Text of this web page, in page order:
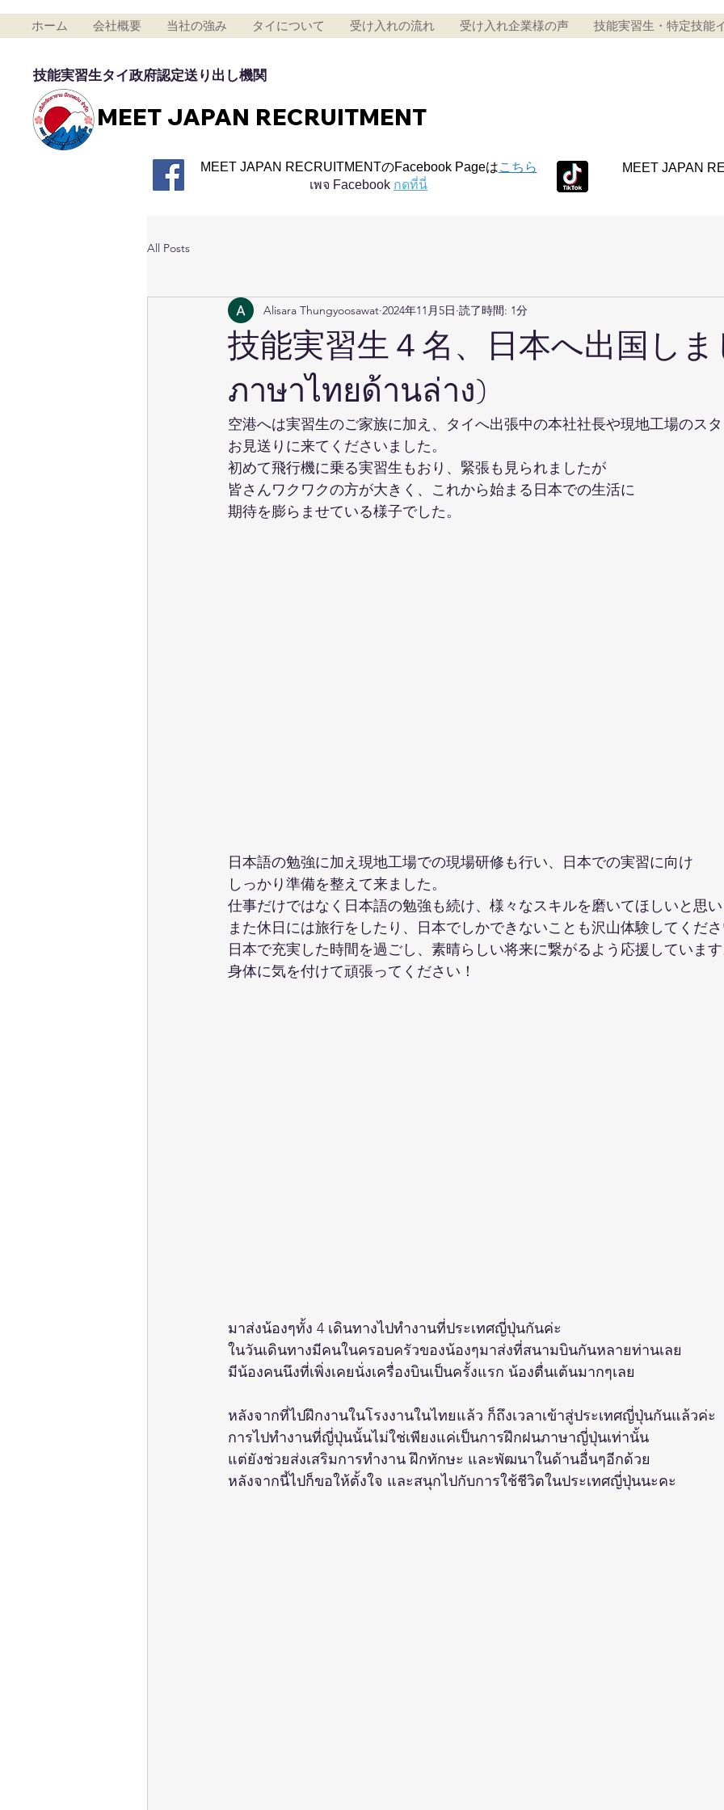
ホーム 会社概要 当社の強み タイについて 受け入れの流れ 受け入れ企業様の声 技能実習生・特定技能
技能実習生タイ政府認定送り出し機関
MEET JAPAN RECRUITMENT
MEET JAPAN RECRUITMENTのFacebook Pageはこちら
เพจ Facebook กดที่นี่
MEET JAPAN
All Posts
技能実習生４名、日本へ出国し
ภาษาไทยด้านล่าง)
Alisara Thungyoosawat 2024年11月5日 読了時間: 1分
空港へは実習生のご家族に加え、タイへ出張中の本社社長や現地工場のス
お見送りに来てくださいました。
初めて飛行機に乗る実習生もおり、緊張も見られましたが
皆さんワクワクの方が大きく、これから始まる日本での生活に
期待を膨らませている様子でした。
日本語の勉強に加え現地工場での現場研修も行い、日本での実習に向け
しっかり準備を整えて来ました。
仕事だけではなく日本語の勉強も続け、様々なスキルを磨いてほしいと思
また休日には旅行をしたり、日本でしかできないことも沢山体験してくだ
日本で充実した時間を過ごし、素晴らしい将来に繋がるよう応援していま
身体に気を付けて頑張ってください！
มาส่งน้องๆทั้ง 4 เดินทางไปทำงานที่ประเทศญี่ปุ่นกันค่ะ
ในวันเดินทางมีคนในครอบครัวของน้องๆมาส่งที่สนามบินกันหลายท่านเลย
มีน้องคนนึงที่เพิ่งเคยนั่งเครื่องบินเป็นครั้งแรก น้องตื่นเต้นมากๆเลย
หลังจากที่ไปฝึกงานในโรงงานในไทยแล้ว ก็ถึงเวลาเข้าสู่ประเทศญี่ปุ่นกันแล้วค่ะ
การไปทำงานที่ญี่ปุ่นนั้นไม่ใช่เพียงแค่เป็นการฝึกฝนภาษาญี่ปุ่นเท่านั้น
แต่ยังช่วยส่งเสริมการทำงาน ฝึกทักษะ และพัฒนาในด้านอื่นๆอีกด้วย
หลังจากนี้ไปก็ขอให้ตั้งใจ และสนุกไปกับการใช้ชีวิตในประเทศญี่ปุ่นนะคะ